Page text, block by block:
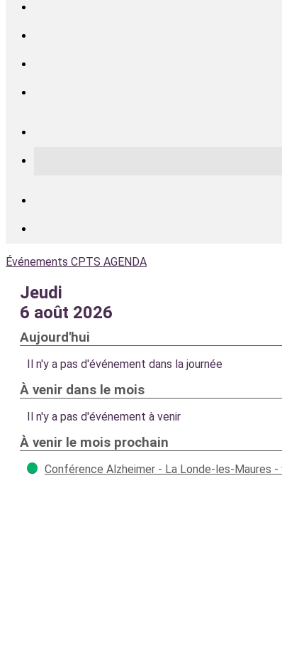
Événements CPTS AGENDA
Jeudi
6 août 2026
Aujourd'hui
Il n'y a pas d'événement dans la journée
À venir dans le mois
Il n'y a pas d'événement à venir
À venir le mois prochain
Conférence Alzheimer - La Londe-les-Maures